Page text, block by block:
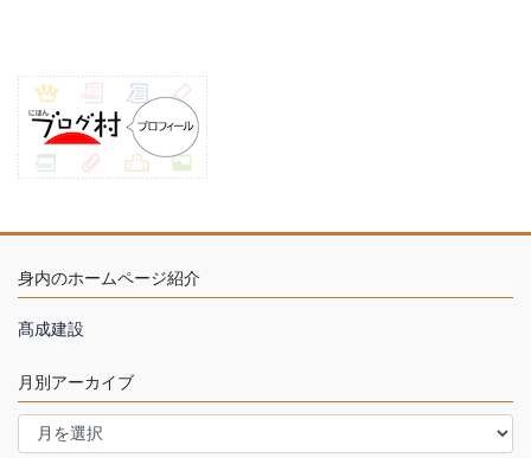
身内のホームページ紹介
髙成建設
月別アーカイブ
月